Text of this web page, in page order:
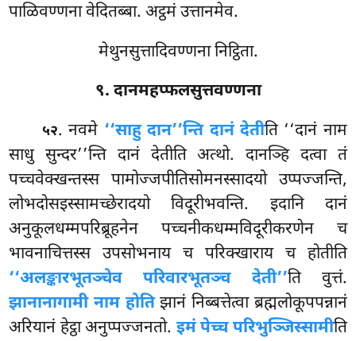
पाळिवण्णना वेदितब्बा. अट्ठमं उत्तानमेव.
मेथुनसुत्तादिवण्णना निट्ठिता.
९. दानमहप्फलसुत्तवण्णना
५२. नवमे ‘‘साहु दान’’न्ति दानं देतीति ‘‘दानं नाम
साधु सुन्दर’’न्ति दानं देतीति अत्थो. दानञ्हि दत्वा तं
पच्चवेक्खन्तस्स पामोज्जपीतिसोमनस्सादयो उप्पज्जन्ति,
लोभदोसइस्सामच्छेरादयो विदूरीभवन्ति. इदानि दानं
अनुकूलधम्मपरिब्रूहनेन पच्चनीकधम्मविदूरीकरणेन च
भावनाचित्तस्स उपसोभनाय च परिक्खाराय च होतीति
‘‘अलङ्कारभूतञ्चेव परिवारभूतञ्च देती’’ति वुत्तं.
झानानागामी नाम होतिझानं निब्बत्तेत्वा ब्रह्मलोकूपपन्नानं
अरियानं हेट्ठा अनुप्पज्जनतो. इमं पेच्च परिभुञ्जिस्सामीति